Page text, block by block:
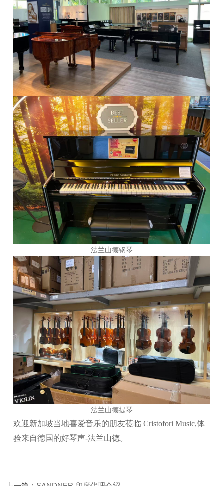
法兰山德钢琴
法兰山德提琴
欢迎新加坡当地喜爱音乐的朋友莅临 Cristofori Music,体
验来自德国的好琴声-法兰山德。